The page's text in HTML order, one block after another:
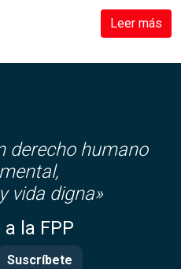
Leer más
derecho humano
vida digna»
la FPP
Suscríbete